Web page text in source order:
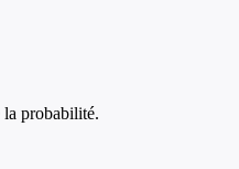
la probabilité.